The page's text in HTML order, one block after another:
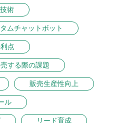
術
ムチャットボット
点
する際の課題
販売生産性向上
ル
リード育成